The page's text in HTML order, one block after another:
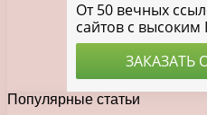
Популярные статьи